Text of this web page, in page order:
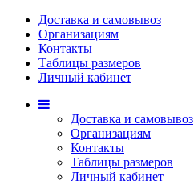
Доставка и самовывоз
Организациям
Контакты
Таблицы размеров
Личный кабинет
Доставка и самовывоз
Организациям
Контакты
Таблицы размеров
Личный кабинет